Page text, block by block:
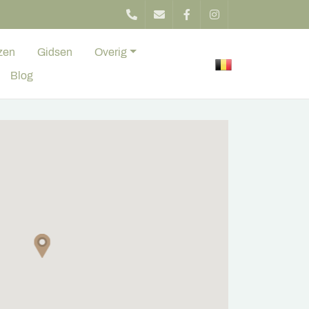
Gidsen Overig
Blog